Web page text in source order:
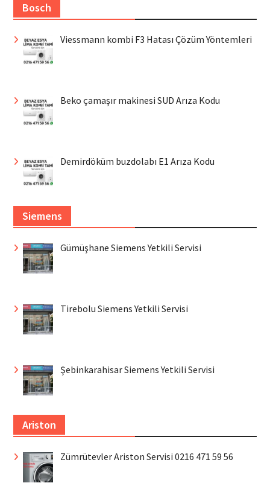
Bosch
Viessmann kombi F3 Hatası Çözüm Yöntemleri
Beko çamaşır makinesi SUD Arıza Kodu
Demirdöküm buzdolabı E1 Arıza Kodu
Siemens
Gümüşhane Siemens Yetkili Servisi
Tirebolu Siemens Yetkili Servisi
Şebinkarahisar Siemens Yetkili Servisi
Ariston
Zümrütevler Ariston Servisi 0216 471 59 56